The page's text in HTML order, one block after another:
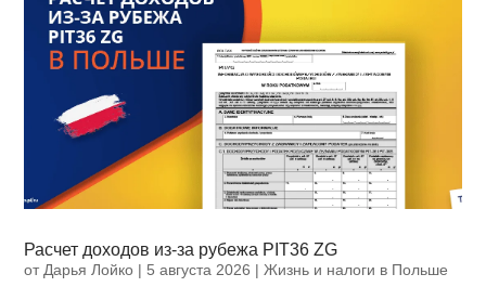
Расчет доходов из-за рубежа PIT36 ZG
от Дарья Лойко | 5 августа 2026 |Жизнь и налоги в Польше